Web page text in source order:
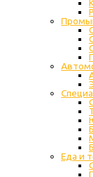
Еда и